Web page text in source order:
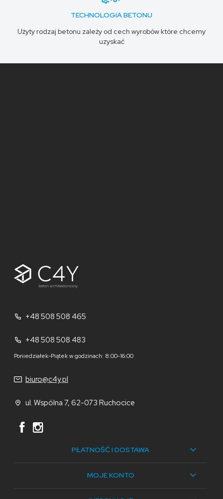
TECHNOLOGIA BETONU
Użyty rodzaj betonu zależy od cech wyrobów które chcemy
uzyskać
+48 508 508 465
+48 508 508 483
Poniedziałek-Piątek w godzinach: 8:00-16:00
biuro@c4y.pl
ul. Wspólna 7, 62-073 Ruchocice
PŁATNOŚĆ I DOSTAWA
MOJE KONTO